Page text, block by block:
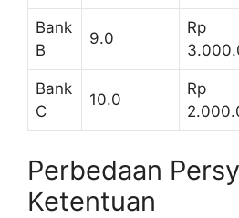
Bank
B
9.0
Rp
Bank
C
10.0
Rp
Perbedaan
Ketentuan